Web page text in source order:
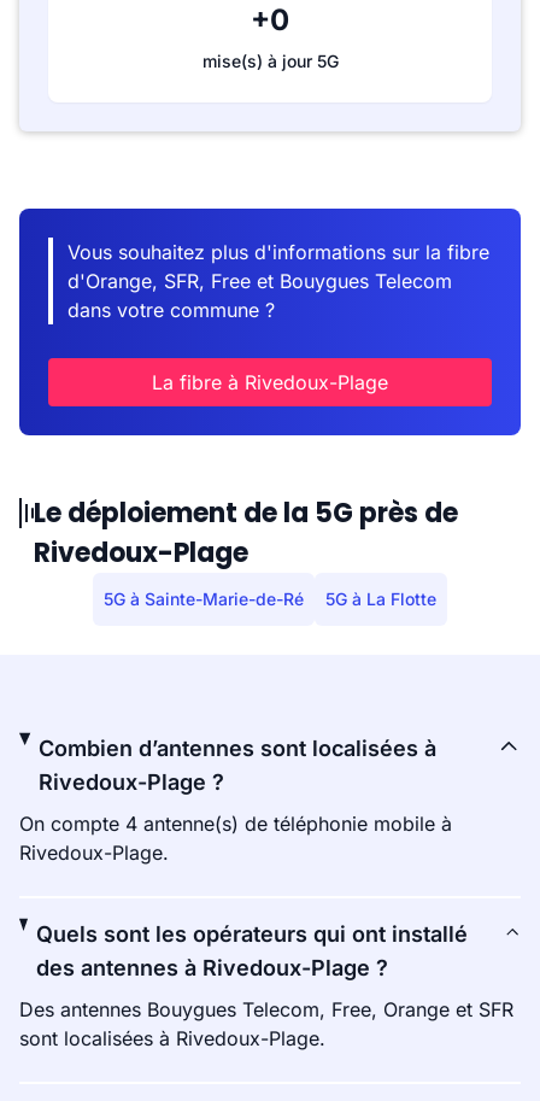
+0
mise(s) à jour 5G
Vous souhaitez plus d'informations sur la fibre
d'Orange, SFR, Free et Bouygues Telecom
dans votre commune ?
La fibre à Rivedoux-Plage
Le déploiement de la 5G près de
Rivedoux-Plage
5G à Sainte-Marie-de-Ré 5G à La Flotte
Combien d’antennes sont localisées à
Rivedoux-Plage ?
On compte 4 antenne(s) de téléphonie mobile à
Rivedoux-Plage.
Quels sont les opérateurs qui ont installé
des antennes à Rivedoux-Plage ?
Des antennes Bouygues Telecom, Free, Orange et SFR
sont localisées à Rivedoux-Plage.